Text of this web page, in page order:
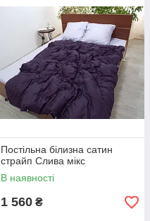
Постільна білизна сатин
страйп Слива мікс
В наявності
1 560 ₴